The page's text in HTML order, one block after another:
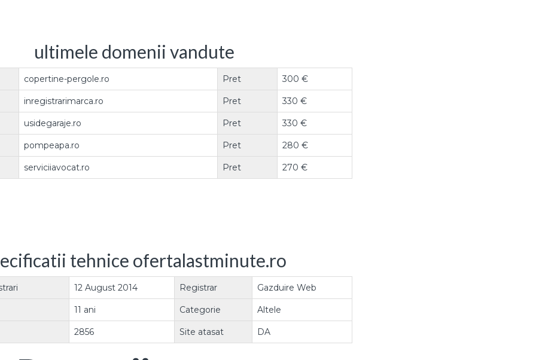
ultimele domenii vandute
copertine-pergole.ro Pret 300 €
inregistrarimarca.ro Pret 330 €
usidegaraje.ro Pret 330 €
pompeapa.ro Pret 280 €
serviciiavocat.ro Pret 270 €
tehnice ofertalastminute.ro
12 August 2014 Registrar Gazduire Web
11 ani Categorie Altele
2856 Site atasat DA